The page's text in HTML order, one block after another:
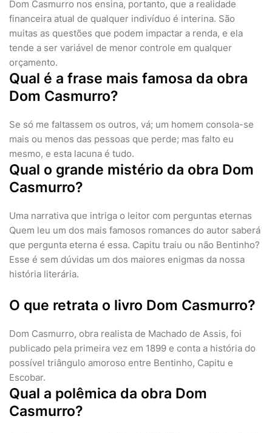
Dom Casmurro nos ensina, portanto, que a realidade
financeira atual de qualquer indivíduo é interina. São
muitas as questões que podem impactar a renda, e ela
tende a ser variável de menor controle em qualquer
orçamento.
Qual é a frase mais famosa da obra
Dom Casmurro?
Se só me faltassem os outros, vá; um homem consola-se
mais ou menos das pessoas que perde; mas falto eu
mesmo, e esta lacuna é tudo.
Qual o grande mistério da obra Dom
Casmurro?
Uma narrativa que intriga o leitor com perguntas eternas
Quem leu um dos mais famosos romances do autor saberá
que pergunta eterna é essa. Capitu traiu ou não Bentinho?
Esse é sem dúvidas um dos maiores enigmas da nossa
história literária.
O que retrata o livro Dom Casmurro?
Dom Casmurro, obra realista de Machado de Assis, foi
publicado pela primeira vez em 1899 e conta a história do
possível triângulo amoroso entre Bentinho, Capitu e
Escobar.
Qual a polêmica da obra Dom
Casmurro?